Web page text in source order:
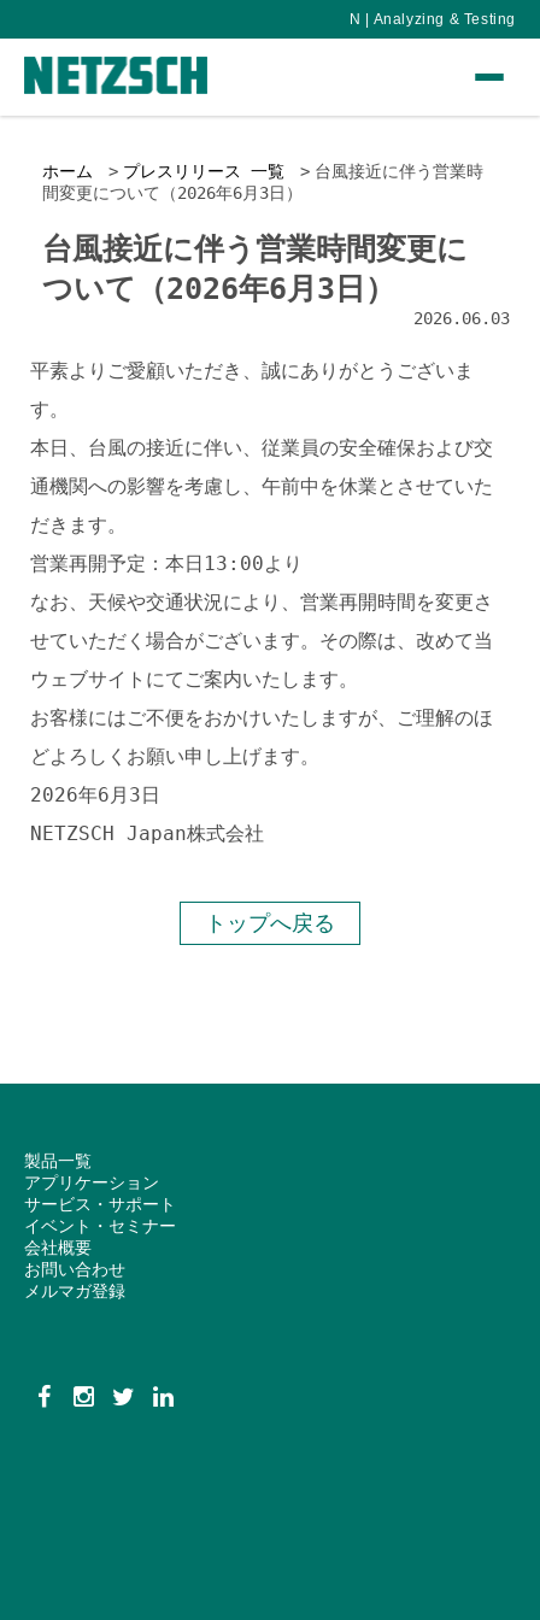
N | Analyzing & Testing
ホーム プレスリリース 一覧
台風接近に伴う営業時
間変更について（2026年6月3日）
台風接近に伴う営業時間変更に
ついて（2026年6月3日）
2026.06.03
平素よりご愛顧いただき、誠にありがとうございま
す。
本日、台風の接近に伴い、従業員の安全確保および交
通機関への影響を考慮し、午前中を休業とさせていた
だきます。
営業再開予定：本日13:00より
なお、天候や交通状況により、営業再開時間を変更さ
せていただく場合がございます。その際は、改めて当
ウェブサイトにてご案内いたします。
お客様にはご不便をおかけいたしますが、ご理解のほ
どよろしくお願い申し上げます。
2026年6月3日
NETZSCH Japan株式会社
トップへ戻る
製品一覧
アプリケーション
サービス・サポート
イベント・セミナー
会社概要
お問い合わせ
メルマガ登録